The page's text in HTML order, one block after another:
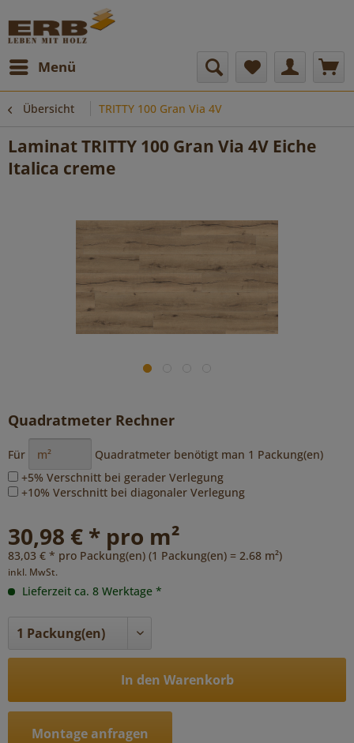
Menü
Übersicht TRITTY 100 Gran Via 4V
Laminat TRITTY 100 Gran Via 4V Eiche
Italica creme
Quadratmeter Rechner
Für Quadratmeter benötigt man 1 Packung(en)
+5% Verschnitt bei gerader Verlegung
+10% Verschnitt bei diagonaler Verlegung
30,98 € * pro m²
83,03 € * pro Packung(en) (1 Packung(en) = 2.68 m²)
inkl. MwSt.
Lieferzeit ca. 8 Werktage *
In den Warenkorb
Montage anfragen